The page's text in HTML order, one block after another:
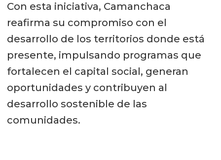
Con esta iniciativa, Camanchaca
reafirma su compromiso con el
desarrollo de los territorios donde está
presente, impulsando programas que
fortalecen el capital social, generan
oportunidades y contribuyen al
desarrollo sostenible de las
comunidades.